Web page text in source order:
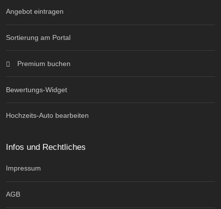
Angebot eintragen
Sortierung am Portal
Premium buchen
Bewertungs-Widget
Hochzeits-Auto bearbeiten
Infos und Rechtliches
Impressum
AGB